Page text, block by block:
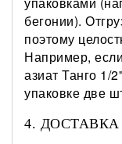
бегонии).
поэтому
Например,
азиат Танго 1/
упаковке две
4.